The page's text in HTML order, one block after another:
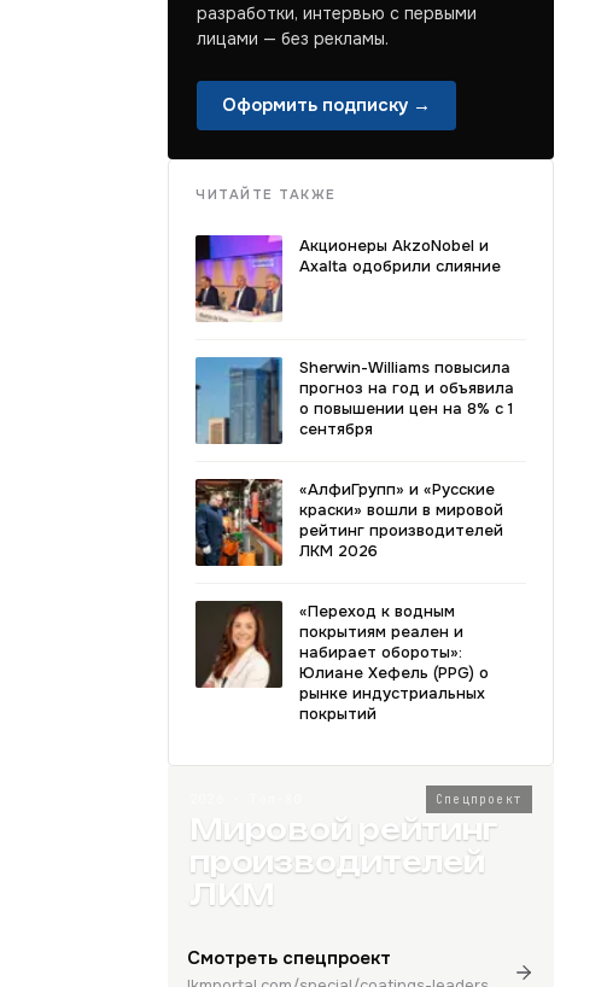
разработки, интервью с первыми
лицами — без рекламы.
Оформить подписку →
ЧИТАЙТЕ ТАКЖЕ
Акционеры AkzoNobel и
Axalta одобрили слияние
Sherwin-Williams повысила
прогноз на год и объявила
о повышении цен на 8% с 1
сентября
«АлфиГрупп» и «Русские
краски» вошли в мировой
рейтинг производителей
ЛКМ 2026
«Переход к водным
покрытиям реален и
набирает обороты»:
Юлиане Хефель (PPG) о
рынке индустриальных
покрытий
Спецпроект
Мировой рейтинг
производителей
ЛКМ
Смотреть спецпроект